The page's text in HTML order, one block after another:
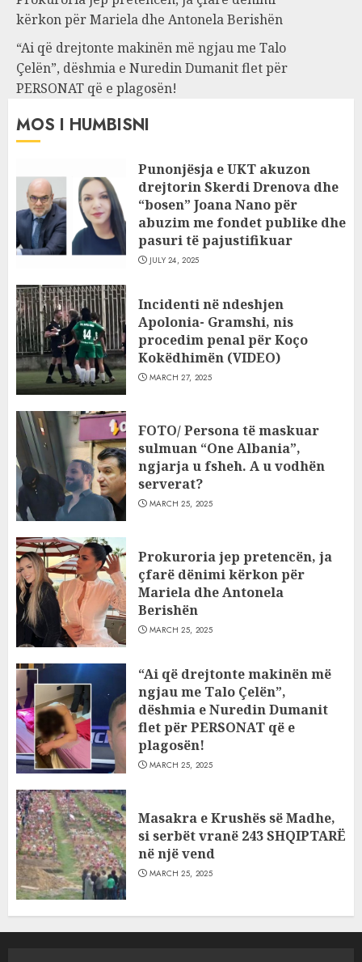
kërkon për Mariela dhe Antonela Berishën
“Ai që drejtonte makinën më ngjau me Talo
Çelën”, dëshmia e Nuredin Dumanit flet për
PERSONAT që e plagosën!
MOS I HUMBISNI
Punonjësja e UKT akuzon
drejtorin Skerdi Drenova dhe
“bosen” Joana Nano për
abuzim me fondet publike dhe
pasuri të pajustifikuar
JULY 24, 2025
Incidenti në ndeshjen
Apolonia- Gramshi, nis
procedim penal për Koço
Kokëdhimën (VIDEO)
MARCH 27, 2025
FOTO/ Persona të maskuar
sulmuan “One Albania”,
ngjarja u fsheh. A u vodhën
serverat?
MARCH 25, 2025
Prokuroria jep pretencën, ja
çfarë dënimi kërkon për
Mariela dhe Antonela
Berishën
MARCH 25, 2025
“Ai që drejtonte makinën më
ngjau me Talo Çelën”,
dëshmia e Nuredin Dumanit
flet për PERSONAT që e
plagosën!
MARCH 25, 2025
Masakra e Krushës së Madhe,
si serbët vranë 243 SHQIPTARË
në një vend
MARCH 25, 2025